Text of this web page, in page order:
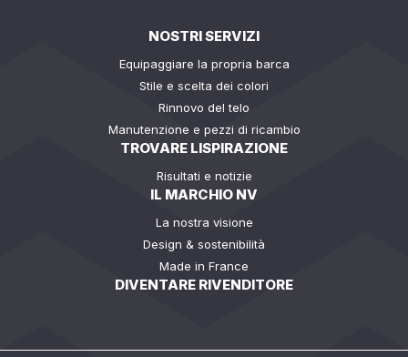
NOSTRI SERVIZI
Equipaggiare la propria barca
Stile e scelta dei colori
Rinnovo del telo
Manutenzione e pezzi di ricambio
TROVARE LISPIRAZIONE
Risultati e notizie
IL MARCHIO NV
La nostra visione
Design & sostenibilità
Made in France
DIVENTARE RIVENDITORE